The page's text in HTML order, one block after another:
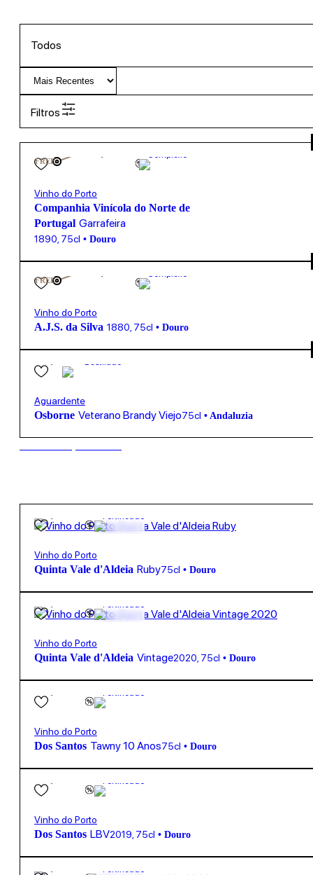
Todos
Filtros
FREE
950,00€ Complexo
Vinho do Porto
Companhia Vinícola do Norte de
Portugal Garrafeira
1890 75cl • Douro
FREE
950,00€ Complexo
Vinho do Porto
A.J.S. da Silva 1880 75cl • Douro
55,00€Destilado
Aguardente
Osborne Veterano Brandy Viejo75cl • Andaluzia
14,60€ Fortificado
Vinho do Porto
Quinta Vale d'Aldeia Ruby75cl • Douro
75,00€ Fortificado
Vinho do Porto
Quinta Vale d'Aldeia Vintage2020 75cl • Douro
29,80€ Fortificado
Vinho do Porto
Dos Santos Tawny 10 Anos75cl • Douro
23,90€ Fortificado
Vinho do Porto
Dos Santos LBV2019 75cl • Douro
25,80€ Fortificado